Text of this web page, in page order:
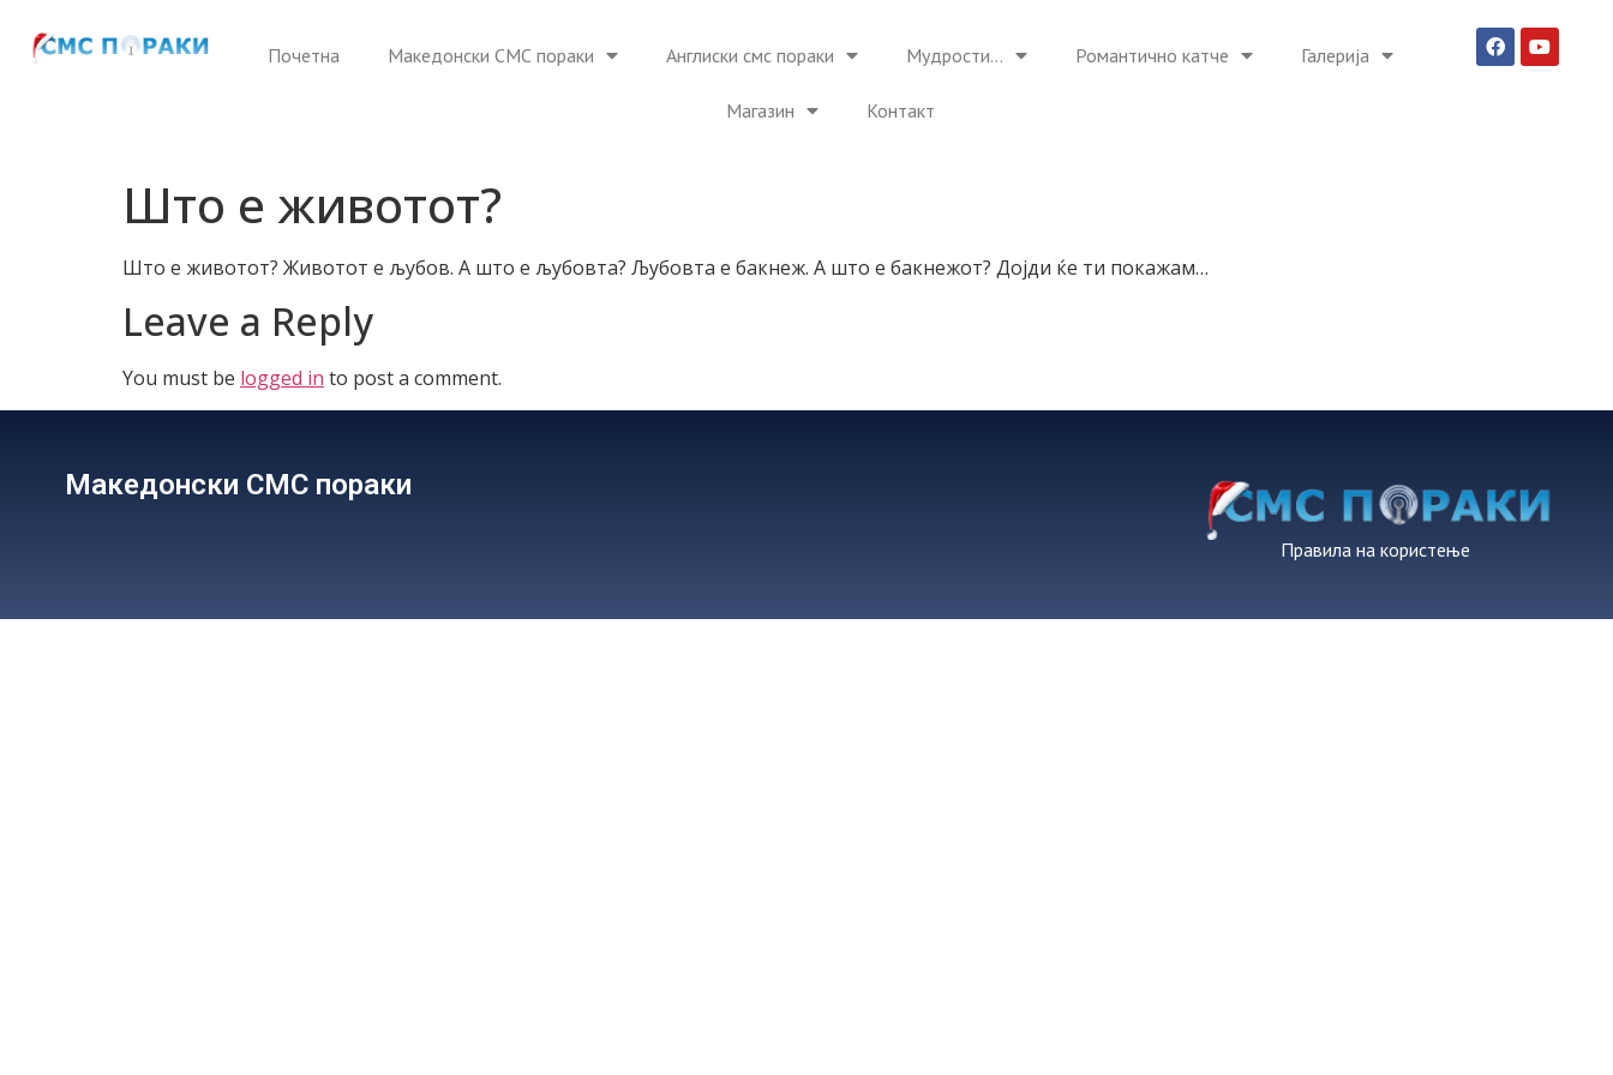
Почетна Македонски СМС пораки Англиски смс пораки Мудрости… Романтично катче Галерија
Магазин Контакт
Што е животот?
Што е животот? Животот е љубов. А што е љубовта? Љубовта е бакнеж. А што е бакнежот? Дојди ќе ти покажам…
Leave a Reply
You must be logged in to post a comment.
Македонски СМС пораки
Правила на користење